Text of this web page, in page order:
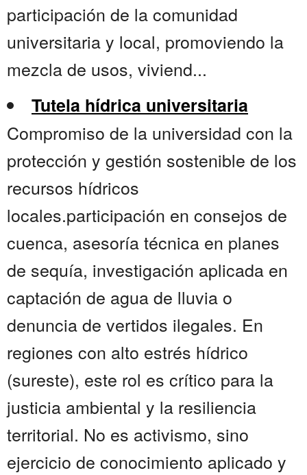
participación de la comunidad
universitaria y local, promoviendo la
mezcla de usos, viviend...
Tutela hídrica universitaria
Compromiso de la universidad con la
protección y gestión sostenible de los
recursos hídricos
locales.participación en consejos de
cuenca, asesoría técnica en planes
de sequía, investigación aplicada en
captación de agua de lluvia o
denuncia de vertidos ilegales. En
regiones con alto estrés hídrico
(sureste), este rol es crítico para la
justicia ambiental y la resiliencia
territorial. No es activismo, sino
ejercicio de conocimiento aplicado y